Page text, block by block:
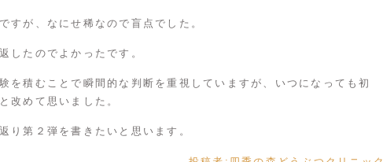
すが、なにせ稀なので盲点でした。
したのでよかったです。
を積むことで瞬間的な判断を重視していますが、いつになっても初
改めて思いました。
り第２弾を書きたいと思います。